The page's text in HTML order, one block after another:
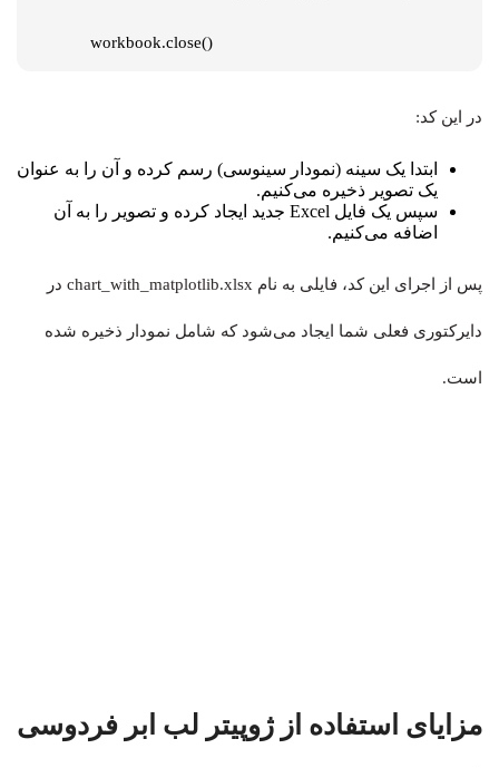
   workbook.close()
در این کد:
ابتدا یک سینه (نمودار سینوسی) رسم کرده و آن را به عنوان
یک تصویر ذخیره می‌کنیم.
سپس یک فایل Excel جدید ایجاد کرده و تصویر را به آن
اضافه می‌کنیم.
پس از اجرای این کد، فایلی به نام chart_with_matplotlib.xlsx در
دایرکتوری فعلی شما ایجاد می‌شود که شامل نمودار ذخیره شده
است.
مزایای استفاده از ژوپیتر لب ابر فردوسی